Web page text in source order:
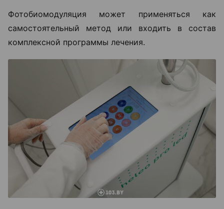
Фотобиомодуляция может применяться как
самостоятельный метод или входить в состав
комплексной программы лечения.